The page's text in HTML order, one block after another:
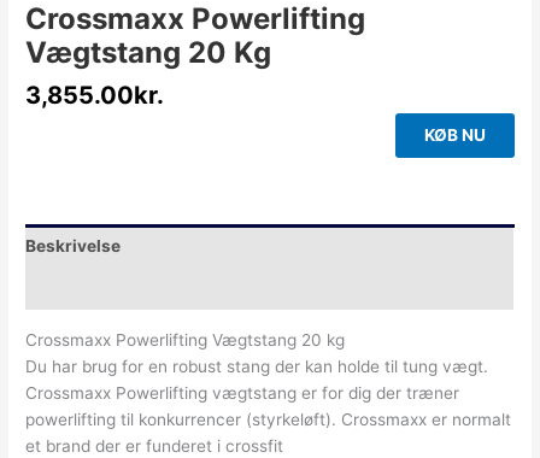
Crossmaxx Powerlifting
Vægtstang 20 Kg
3,855.00kr.
KØB NU
Beskrivelse
Crossmaxx Powerlifting Vægtstang 20 kg
Du har brug for en robust stang der kan holde til tung vægt.
Crossmaxx Powerlifting vægtstang er for dig der træner
powerlifting til konkurrencer (styrkeløft). Crossmaxx er normalt
et brand der er funderet i crossfit